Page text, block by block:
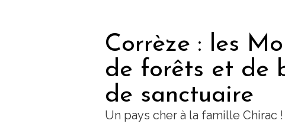
Corrèze : les
de forêts et de
de sanctuaire
Un pays cher à la famille Chirac !